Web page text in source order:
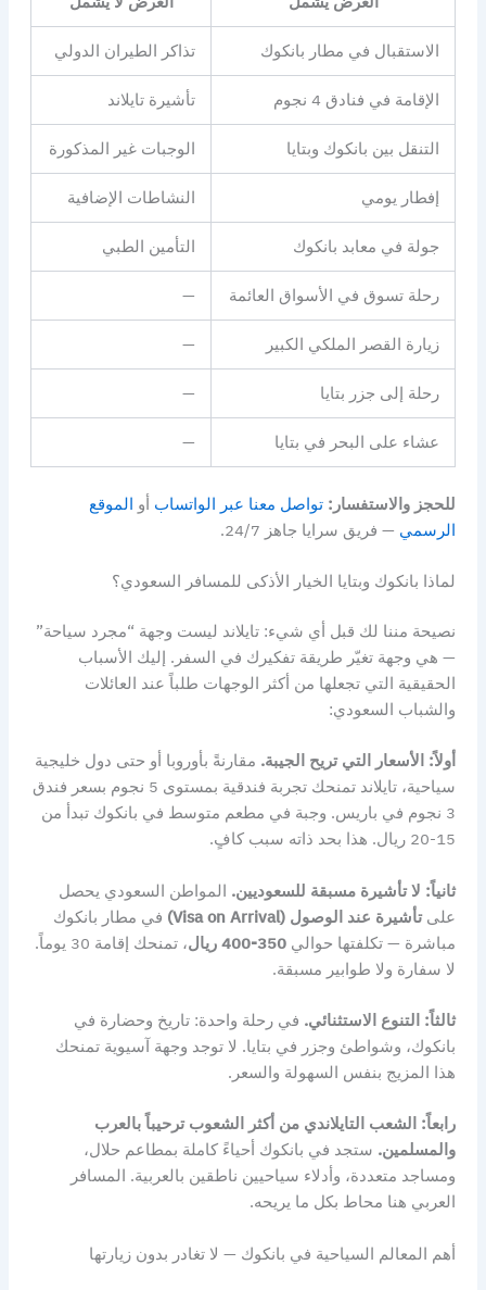
الاستقبال في مطار بانكوك تذاكر الطيران الدولي
الإقامة في فنادق 4 نجوم تأشيرة تايلاند
التنقل بين بانكوك وبتايا الوجبات غير المذكورة
إفطار يومي النشاطات الإضافية
جولة في معابد بانكوك التأمين الطبي
رحلة تسوق في الأسواق العائمة —
زيارة القصر الملكي الكبير —
رحلة إلى جزر بتايا —
عشاء على البحر في بتايا —
للحجز والاستفسار: تواصل معنا عبر الواتساب أو الموقع
الرسمي — فريق سرايا جاهز 24/7.
لماذا بانكوك وبتايا الخيار الأذكى للمسافر السعودي؟
نصيحة مننا لك قبل أي شيء: تايلاند ليست وجهة “مجرد سياحة”
— هي وجهة تغيّر طريقة تفكيرك في السفر. إليك الأسباب
الحقيقية التي تجعلها من أكثر الوجهات طلباً عند العائلات
والشباب السعودي:
أولاً: الأسعار التي تريح الجيبة. مقارنةً بأوروبا أو حتى دول خليجية
سياحية، تايلاند تمنحك تجربة فندقية بمستوى 5 نجوم بسعر فندق
3 نجوم في باريس. وجبة في مطعم متوسط في بانكوك تبدأ من
15-20 ريال. هذا بحد ذاته سبب كافٍ.
ثانياً: لا تأشيرة مسبقة للسعوديين. المواطن السعودي يحصل
علىتأشيرة عند الوصول (Visa on Arrival)
في مطار بانكوك
مباشرة — تكلفتها حوالي 350-400 ريال
، تمنحك إقامة 30 يوماً.
لا سفارة ولا طوابير مسبقة.
ثالثاً: التنوع الاستثنائي. في رحلة واحدة: تاريخ وحضارة في
بانكوك، وشواطئ وجزر في بتايا. لا توجد وجهة آسيوية تمنحك
هذا المزيج بنفس السهولة والسعر.
رابعاً: الشعب التايلاندي من أكثر الشعوب ترحيباً بالعرب
والمسلمين. ستجد في بانكوك أحياءً كاملة بمطاعم حلال،
ومساجد متعددة، وأدلاء سياحيين ناطقين بالعربية. المسافر
العربي هنا محاط بكل ما يريحه.
أهم المعالم السياحية في بانكوك — لا تغادر بدون زيارتها